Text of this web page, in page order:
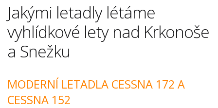
Jakými letadly létáme
vyhlídkové lety nad Krkonoše
a Snežku
MODERNÍ LETADLA CESSNA 172 A
CESSNA 152